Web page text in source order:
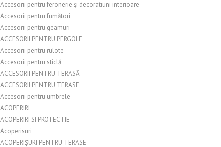
Accesorii pentru feronerie și decoratiuni interioare
Accesorii pentru fumători
Accesorii pentru geamuri
ACCESORII PENTRU PERGOLE
Accesorii pentru rulote
Accesorii pentru sticlă
ACCESORII PENTRU TERASĂ
ACCESORII PENTRU TERASE
Accesorii pentru umbrele
ACOPERIRI
ACOPERIRI SI PROTECTIE
Acoperisuri
ACOPERIȘURI PENTRU TERASE